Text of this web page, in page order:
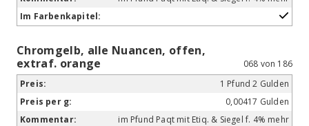
Chromgelb, alle Nuancen, offen,
extraf. orange
068 von 186
1 Pfund 2 Gulden
0,00417 Gulden
im Pfund Paqt mit Etiq. & Siegel f. 4% mehr